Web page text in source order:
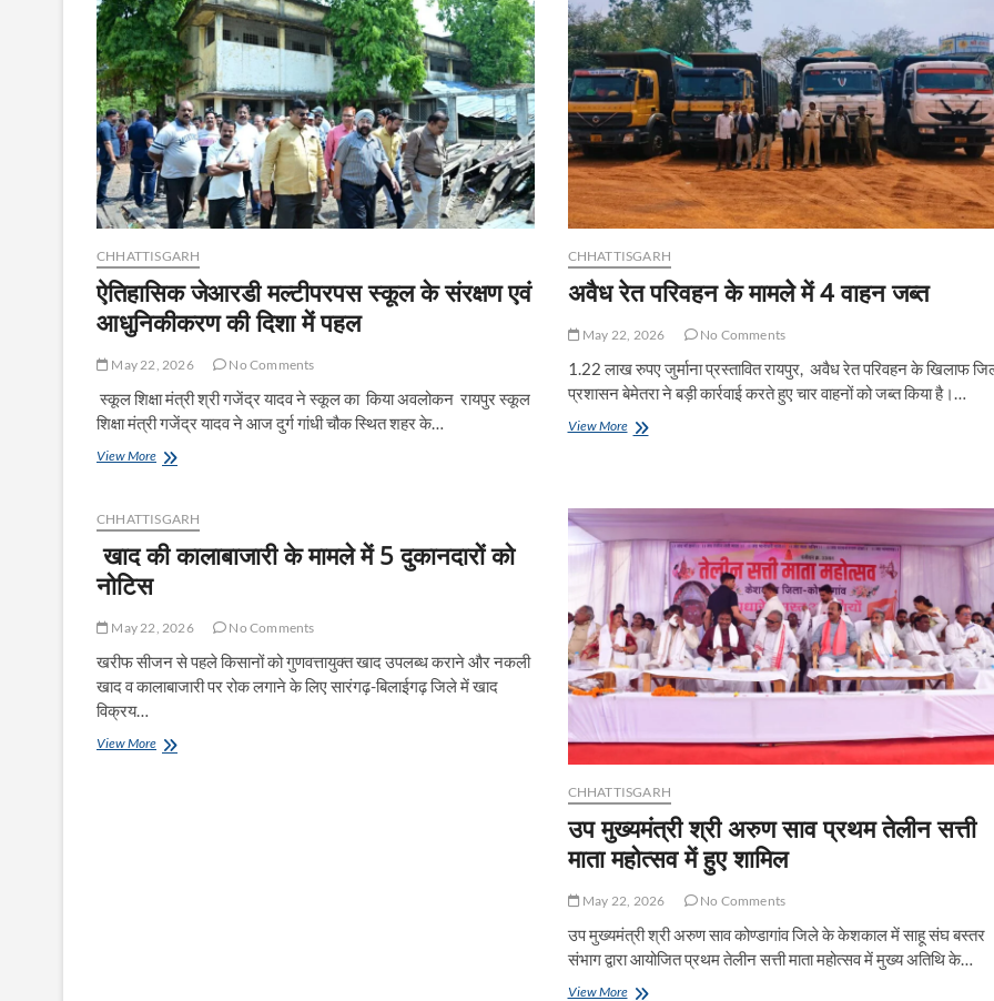
की
अहम
बैठक,
जमाखोरी
पर
प्रशासन
सख्त
जेन
सीजी
डायल-112’
के
आधुनिक
वाहनों
को
झंडी
CHHATTISGARH
ऐतिहासिक जेआरडी मल्टीपरपस स्कूल के संरक्षण एवं
आधुनिकीकरण की दिशा में पहल
May 22, 2026 No Comments
स्कूल शिक्षा मंत्री श्री गजेंद्र यादव ने स्कूल का किया अवलोकन रायपुर स्कूल
शिक्षा मंत्री गजेंद्र यादव ने आज दुर्ग गांधी चौक स्थित शहर के…
View Moreऐतिहासिक
स्कूल
के
संरक्षण
दिशा
में
CHHATTISGARH
अवैध रेत परिवहन के मामलेे में 4 वाहन जब्त
May 22, 2026 No Comments
1.22 लाख रुपए जुर्माना प्रस्तावित रायपुर, अवैध रेत परिवहन के खिलाफ
प्रशासन बेमेतरा ने बड़ी कार्रवाई करते हुए चार वाहनों को जब्त किया है।…
View Moreअवैध
4
जब्त
CHHATTISGARH
खाद की कालाबाजारी के मामले में 5 दुकानदारों को
नोटिस
May 22, 2026 No Comments
खरीफ सीजन से पहले किसानों को गुणवत्तायुक्त खाद उपलब्ध कराने और नकली
खाद व कालाबाजारी पर रोक लगाने के लिए सारंगढ़-बिलाईगढ़ जिले में खाद
विक्रय…
View Moreखाद
CHHATTISGARH
उप मुख्यमंत्री श्री अरुण साव प्रथम तेलीन सत्ती
माता महोत्सव में हुए शामिल
May 22, 2026 No Comments
उप मुख्यमंत्री श्री अरुण साव कोण्डागांव जिले के केशकाल में साहू संघ बस्तर
संभाग द्वारा आयोजित प्रथम तेलीन सत्ती माता महोत्सव में मुख्य अतिथि के…
View Moreउप